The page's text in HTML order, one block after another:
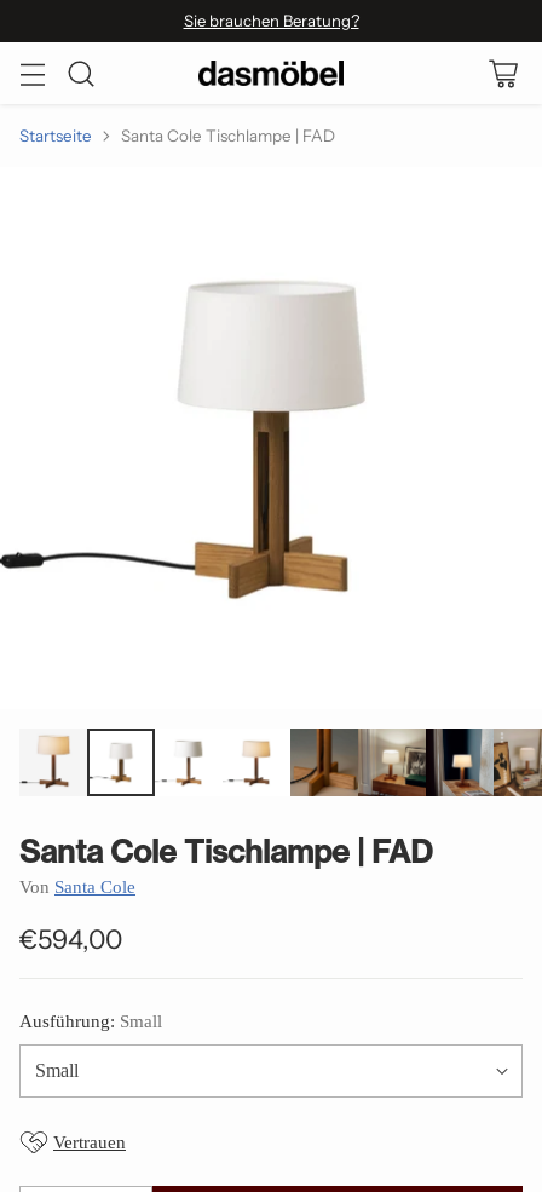
Sie brauchen Beratung?
Startseite Santa Cole Tischlampe | FAD
Santa Cole Tischlampe | FAD
Von Santa Cole
Normaler
€594,00
Ausführung: Small
Vertrauen